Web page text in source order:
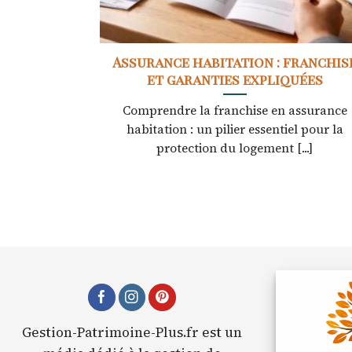
Assurance habitation :
et garanties expliquées
Comprendre la franchise en assurance
habitation : un pilier essentiel pour la
protection du logement [...]
Gestion-Patrimoine-Plus.fr est un